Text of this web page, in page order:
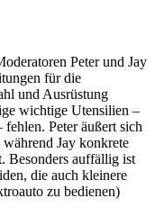
Peter und Jay
für die
und Ausrüstung
wichtige Utensilien –
Peter äußert sich
Jay konkrete
Besonders auffällig ist
die auch kleinere
zu bedienen)